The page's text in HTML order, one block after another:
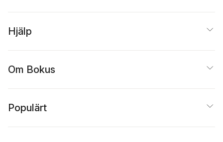
Hjälp
Om Bokus
Populärt